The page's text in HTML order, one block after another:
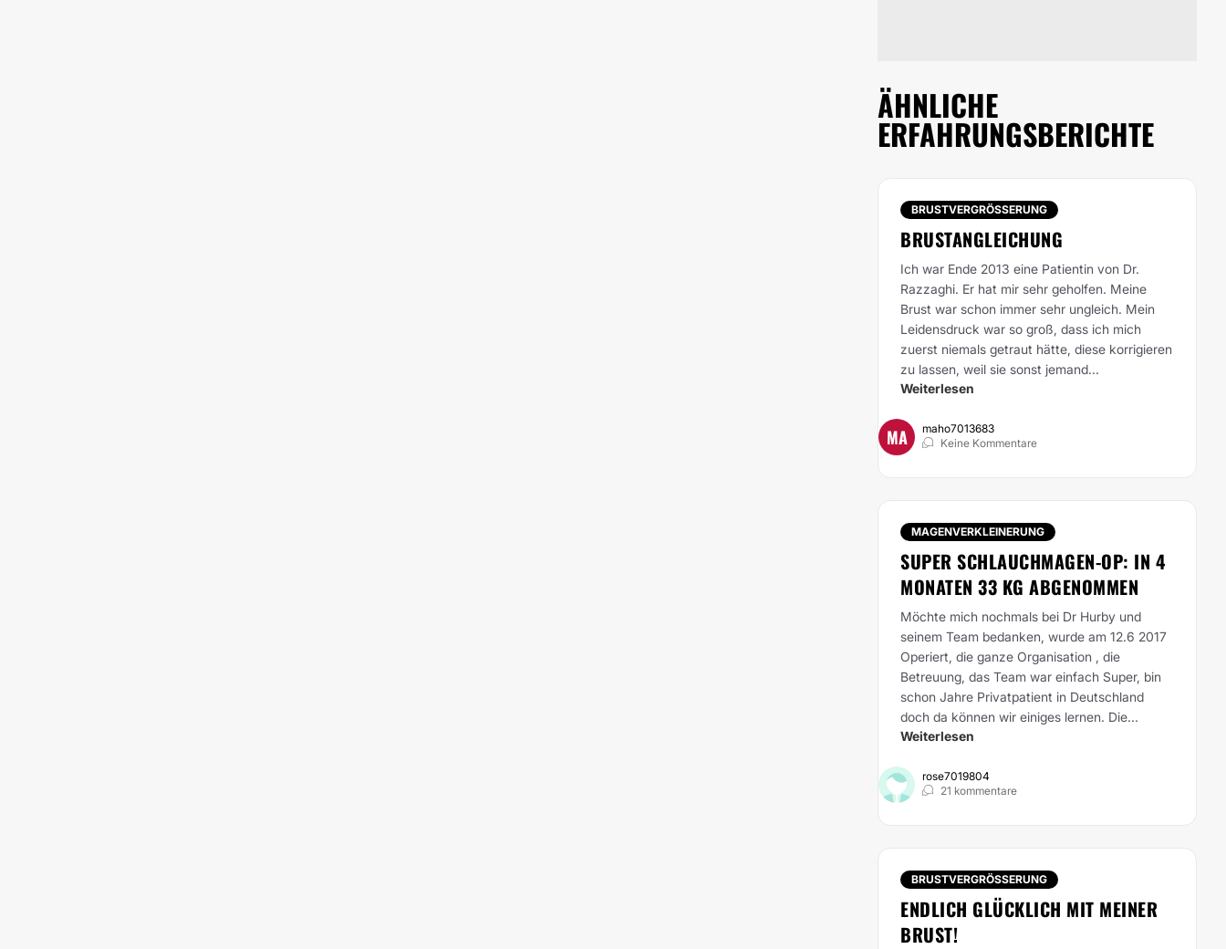
ÄHNLICHE
ERFAHRUNGSBERICHTE
BRUSTVERGRÖSSERUNG
BRUSTANGLEICHUNG
Ich war Ende 2013 eine Patientin von Dr.
Razzaghi. Er hat mir sehr geholfen. Meine
Brust war schon immer sehr ungleich. Mein
Leidensdruck war so groß, dass ich mich
zuerst niemals getraut hätte, diese korrigieren
zu lassen, weil sie sonst jemand...
Weiterlesen
MA
maho7013683
Keine Kommentare
MAGENVERKLEINERUNG
SUPER SCHLAUCHMAGEN-OP: IN 4
MONATEN 33 KG ABGENOMMEN
Möchte mich nochmals bei Dr Hurby und
seinem Team bedanken, wurde am 12.6 2017
Operiert, die ganze Organisation , die
Betreuung, das Team war einfach Super, bin
schon Jahre Privatpatient in Deutschland
doch da können wir einiges lernen. Die...
Weiterlesen
rose7019804
21 kommentare
BRUSTVERGRÖSSERUNG
ENDLICH GLÜCKLICH MIT MEINER
BRUST!